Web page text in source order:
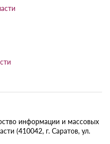
информации и массовых
(410042, г. Саратов, ул.